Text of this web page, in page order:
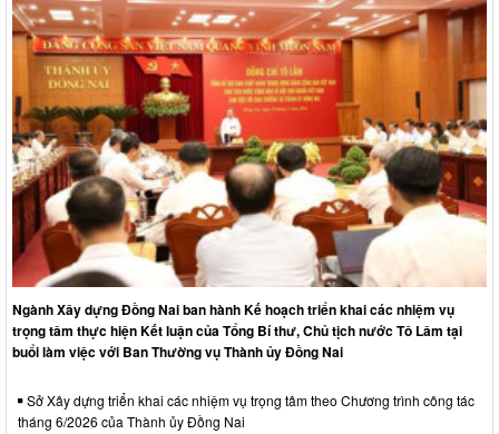
Ngành Xây dựng Đồng Nai ban hành Kế hoạch triển khai các nhiệm vụ
trọng tâm thực hiện Kết luận của Tổng Bí thư, Chủ tịch nước Tô Lâm tại
buổi làm việc với Ban Thường vụ Thành ủy Đồng Nai
Sở Xây dựng triển khai các nhiệm vụ trọng tâm theo Chương trình công tác
tháng 6/2026 của Thành ủy Đồng Nai